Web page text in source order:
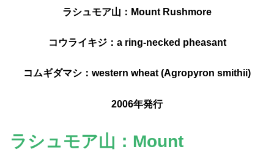
ラシュモア山：Mount Rushmore
コウライキジ：a ring-necked pheasant
コムギダマシ：western wheat (Agropyron smithii)
2006年発行
ラシュモア山：Mount